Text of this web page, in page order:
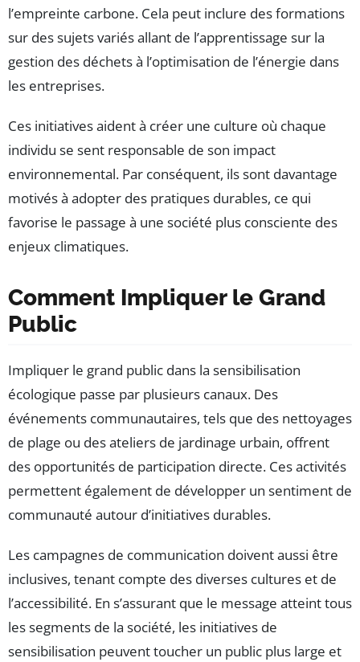
l’empreinte carbone. Cela peut inclure des formations
sur des sujets variés allant de l’apprentissage sur la
gestion des déchets à l’optimisation de l’énergie dans
les entreprises.
Ces initiatives aident à créer une culture où chaque
individu se sent responsable de son impact
environnemental. Par conséquent, ils sont davantage
motivés à adopter des pratiques durables, ce qui
favorise le passage à une société plus consciente des
enjeux climatiques.
Comment Impliquer le Grand
Public
Impliquer le grand public dans la sensibilisation
écologique passe par plusieurs canaux. Des
événements communautaires, tels que des nettoyages
de plage ou des ateliers de jardinage urbain, offrent
des opportunités de participation directe. Ces activités
permettent également de développer un sentiment de
communauté autour d’initiatives durables.
Les campagnes de communication doivent aussi être
inclusives, tenant compte des diverses cultures et de
l’accessibilité. En s’assurant que le message atteint tous
les segments de la société, les initiatives de
sensibilisation peuvent toucher un public plus large et